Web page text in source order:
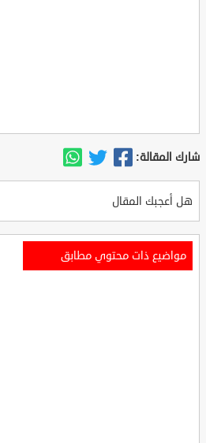
شارك المقالة:
هل أعجبك المقال
مواضيع ذات محتوي مطابق